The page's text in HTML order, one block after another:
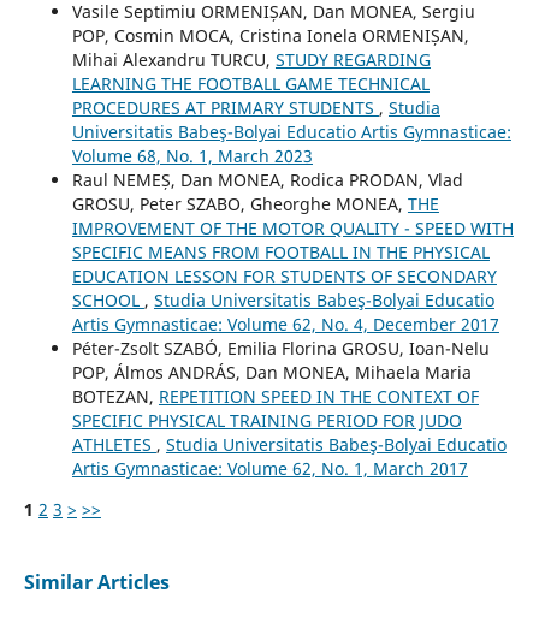
Vasile Septimiu ORMENIȘAN, Dan MONEA, Sergiu
POP, Cosmin MOCA, Cristina Ionela ORMENIȘAN,
Mihai Alexandru TURCU, STUDY REGARDING
LEARNING THE FOOTBALL GAME TECHNICAL
PROCEDURES AT PRIMARY STUDENTS , Studia
Universitatis Babeş-Bolyai Educatio Artis Gymnasticae:
Volume 68, No. 1, March 2023
Raul NEMEȘ, Dan MONEA, Rodica PRODAN, Vlad
GROSU, Peter SZABO, Gheorghe MONEA, THE
IMPROVEMENT OF THE MOTOR QUALITY - SPEED WITH
SPECIFIC MEANS FROM FOOTBALL IN THE PHYSICAL
EDUCATION LESSON FOR STUDENTS OF SECONDARY
SCHOOL , Studia Universitatis Babeş-Bolyai Educatio
Artis Gymnasticae: Volume 62, No. 4, December 2017
Péter-Zsolt SZABÓ, Emilia Florina GROSU, Ioan-Nelu
POP, Álmos ANDRÁS, Dan MONEA, Mihaela Maria
BOTEZAN, REPETITION SPEED IN THE CONTEXT OF
SPECIFIC PHYSICAL TRAINING PERIOD FOR JUDO
ATHLETES , Studia Universitatis Babeş-Bolyai Educatio
Artis Gymnasticae: Volume 62, No. 1, March 2017
1 2 3 > >>
Similar Articles